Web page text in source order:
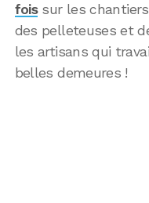
foissur les
des pelleteuses et
les artisans qui
belles demeures !